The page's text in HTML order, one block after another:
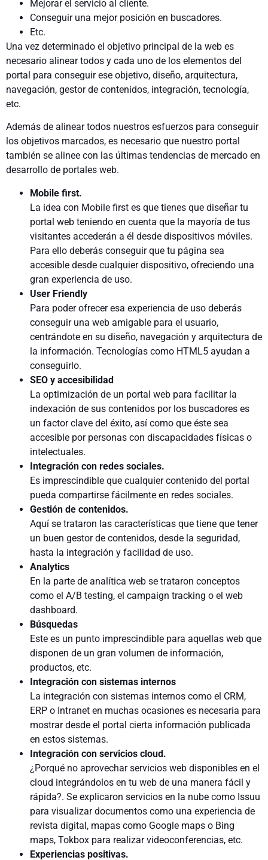
Mejorar el servicio al cliente.
Conseguir una mejor posición en buscadores.
Etc.
Una vez determinado el objetivo principal de la web es
necesario alinear todos y cada uno de los elementos del
portal para conseguir ese objetivo, diseño, arquitectura,
navegación, gestor de contenidos, integración, tecnología,
etc.
Además de alinear todos nuestros esfuerzos para conseguir
los objetivos marcados, es necesario que nuestro portal
también se alinee con las últimas tendencias de mercado en
desarrollo de portales web.
Mobile first.
La idea con Mobile first es que tienes que diseñar tu
portal web teniendo en cuenta que la mayoría de tus
visitantes accederán a él desde dispositivos móviles.
Para ello deberás conseguir que tu página sea
accesible desde cualquier dispositivo, ofreciendo una
gran experiencia de uso.
User Friendly
Para poder ofrecer esa experiencia de uso deberás
conseguir una web amigable para el usuario,
centrándote en su diseño, navegación y arquitectura de
la información. Tecnologías como HTML5 ayudan a
conseguirlo.
SEO y accesibilidad
La optimización de un portal web para facilitar la
indexación de sus contenidos por los buscadores es
un factor clave del éxito, así como que éste sea
accesible por personas con discapacidades físicas o
intelectuales.
Integración con redes sociales.
Es imprescindible que cualquier contenido del portal
pueda compartirse fácilmente en redes sociales.
Gestión de contenidos.
Aquí se trataron las características que tiene que tener
un buen gestor de contenidos, desde la seguridad,
hasta la integración y facilidad de uso.
Analytics
En la parte de analítica web se trataron conceptos
como el A/B testing, el campaign tracking o el web
dashboard.
Búsquedas
Este es un punto imprescindible para aquellas web que
disponen de un gran volumen de información,
productos, etc.
Integración con sistemas internos
La integración con sistemas internos como el CRM,
ERP o Intranet en muchas ocasiones es necesaria para
mostrar desde el portal cierta información publicada
en estos sistemas.
Integración con servicios cloud.
¿Porqué no aprovechar servicios web disponibles en el
cloud integrándolos en tu web de una manera fácil y
rápida?. Se explicaron servicios en la nube como Issuu
para visualizar documentos como una experiencia de
revista digital, mapas como Google maps o Bing
maps, Tokbox para realizar videoconferencias, etc.
Experiencias positivas.